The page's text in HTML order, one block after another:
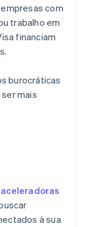
com
trabalho em
financiam
burocráticas
mais
à sua